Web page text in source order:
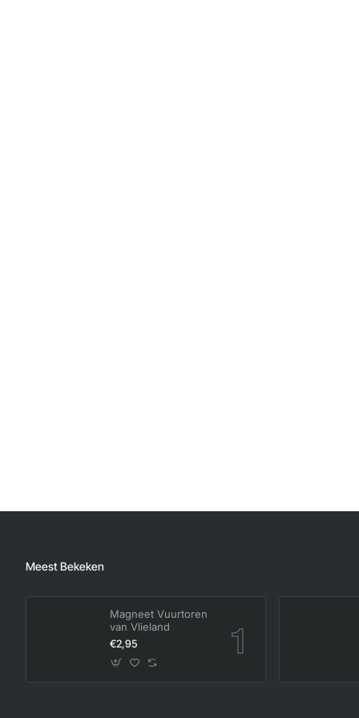
Meest Bekeken
Magneet Vuurtoren
van Vlieland
€2,95